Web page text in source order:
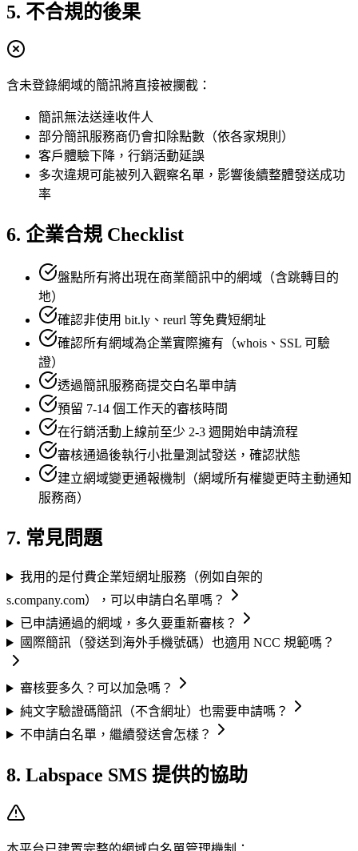
5. 不合規的後果
含未登錄網域的簡訊將直接被攔截：
簡訊無法送達收件人
部分簡訊服務商仍會扣除點數（依各家規則）
客戶體驗下降，行銷活動延誤
多次違規可能被列入觀察名單，影響後續整體發送成功
率
6. 企業合規 Checklist
盤點所有將出現在商業簡訊中的網域（含跳轉目的
地）
確認非使用 bit.ly、reurl 等免費短網址
確認所有網域為企業實際擁有（whois、SSL 可驗
證）
透過簡訊服務商提交白名單申請
預留 7-14 個工作天的審核時間
在行銷活動上線前至少 2-3 週開始申請流程
審核通過後執行小批量測試發送，確認狀態
建立網域變更通報機制（網域所有權變更時主動通知
服務商）
7. 常見問題
我用的是付費企業短網址服務（例如自架的
s.company.com），可以申請白名單嗎？
已申請通過的網域，多久要重新審核？
國際簡訊（發送到海外手機號碼）也適用 NCC 規範嗎？
審核要多久？可以加急嗎？
純文字驗證碼簡訊（不含網址）也需要申請嗎？
不申請白名單，繼續發送會怎樣？
8. Labspace SMS 提供的協助